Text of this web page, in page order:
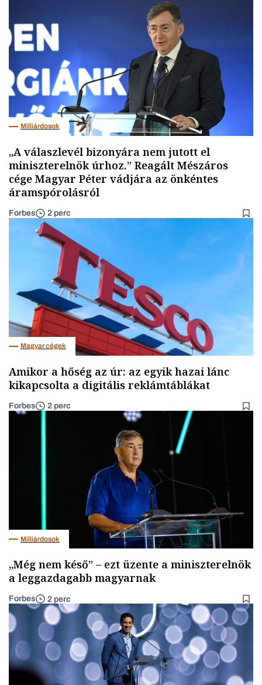
Milliárdosok
„A válaszlevél bizonyára nem jutott el
miniszterelnök úrhoz.” Reagált Mészáros
cége Magyar Péter vádjára az önkéntes
áramspórolásról
Forbes 2 perc
Magyar cégek
Amikor a hőség az úr: az egyik hazai lánc
kikapcsolta a digitális reklámtáblákat
Forbes 2 perc
Milliárdosok
„Még nem késő” – ezt üzente a miniszterelnök
a leggazdagabb magyarnak
Forbes 2 perc